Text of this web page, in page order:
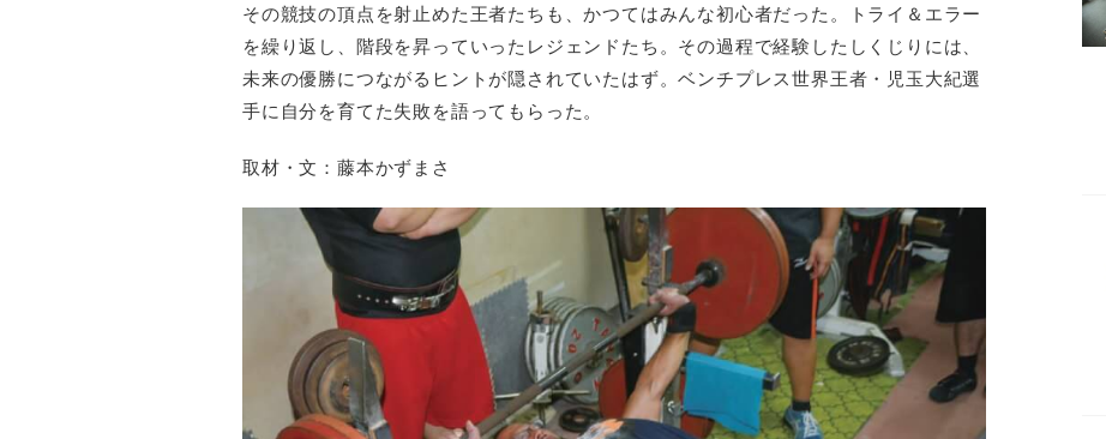
その競技の頂点を射止めた王者たちも、かつてはみんな初心者だった。トライ＆エラー
を繰り返し、階段を昇っていったレジェンドたち。その過程で経験したしくじりには、
未来の優勝につながるヒントが隠されていたはず。ベンチプレス世界王者・児玉大紀選
手に自分を育てた失敗を語ってもらった。
取材・文：藤本かずまさ